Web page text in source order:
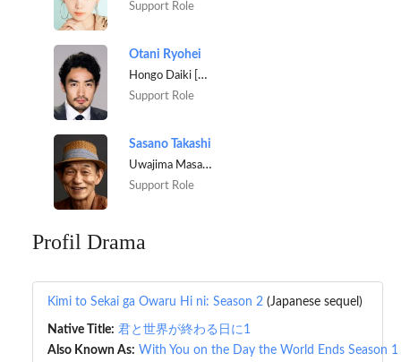
Support Role
Otani Ryohei
Hongo Daiki [Police officer]
Support Role
Sasano Takashi
Uwajima Masaomi [Novelist]
Support Role
Profil Drama
Kimi to Sekai ga Owaru Hi ni: Season 2 (Japanese sequel)
Native Title: 君と世界が終わる日に1
Also Known As: With You on the Day the World Ends Season 1